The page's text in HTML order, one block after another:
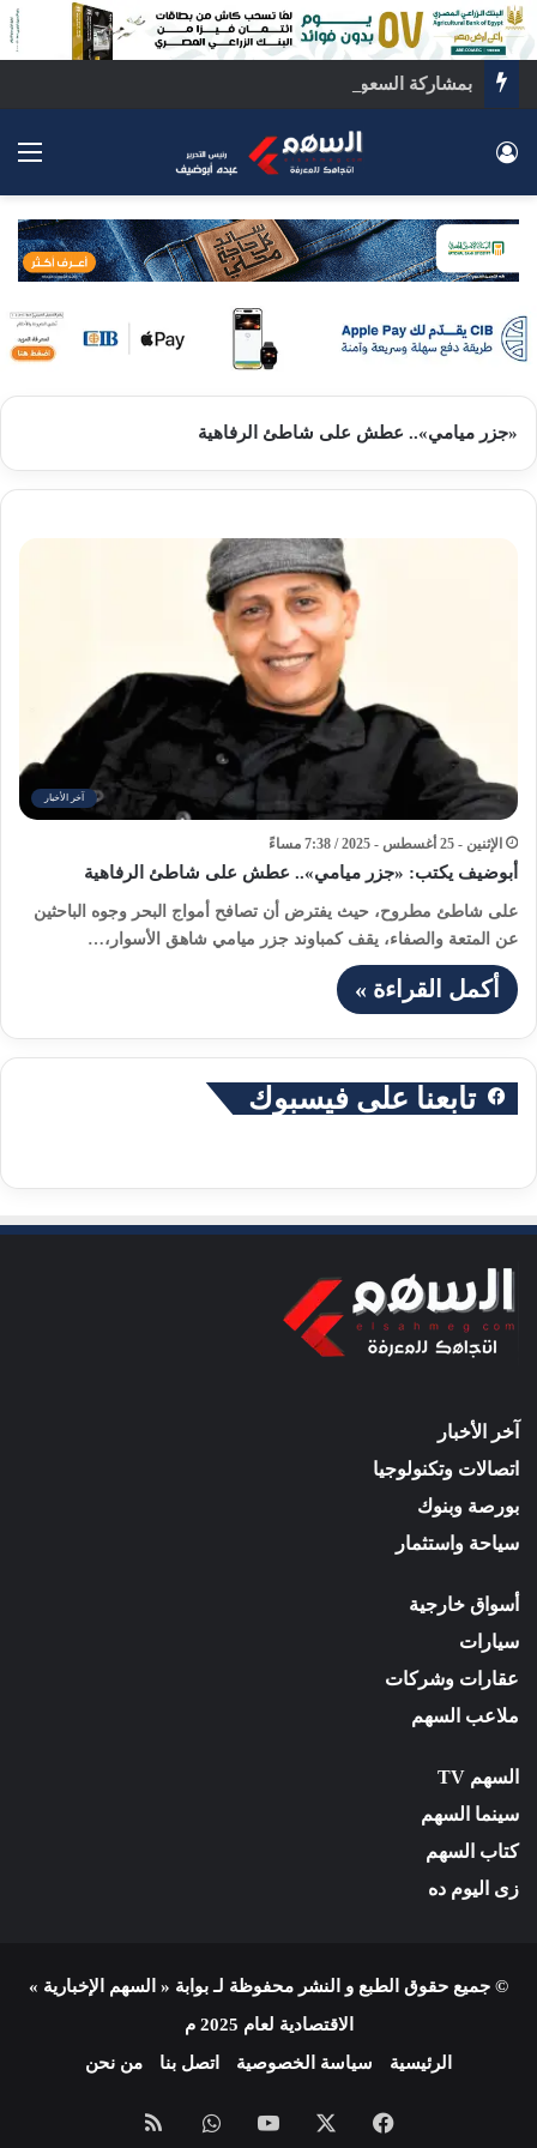
«جزر ميامي».. عطش على شاطئ الرفاهية
آخر الأخبار
الإثنين - 25 أغسطس - 2025 / 7:38 مساءً
أبوضيف يكتب: «جزر ميامي».. عطش على شاطئ الرفاهية
على شاطئ مطروح، حيث يفترض أن تصافح أمواج البحر وجوه الباحثين
عن المتعة والصفاء، يقف كمباوند جزر ميامي شاهق الأسوار،…
أكمل القراءة »
تابعنا على فيسبوك
آخر الأخبار
اتصالات وتكنولوجيا
بورصة وبنوك
سياحة واستثمار
أسواق خارجية
سيارات
عقارات وشركات
ملاعب السهم
السهم TV
سينما السهم
كتاب السهم
زى اليوم ده
© جميع حقوق الطبع و النشر محفوظة لـ بوابة « السهم الإخبارية »
الاقتصادية لعام 2025 م
الرئيسية
سياسة الخصوصية اتصل بنا من نحن
فيسبوك يوتيوبواتسابملخص